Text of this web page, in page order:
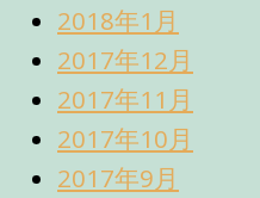
2018年1月
2017年12月
2017年11月
2017年10月
2017年9月